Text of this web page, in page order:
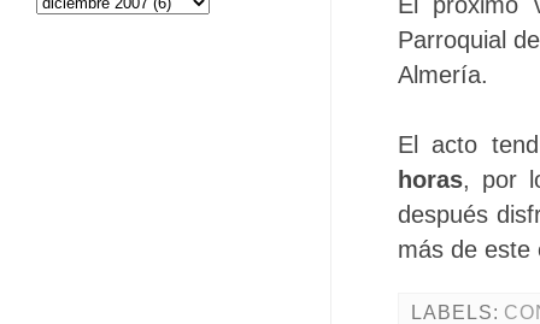
Parroquial
Almería.
El acto
horas, por
después
más de este
LABELS: